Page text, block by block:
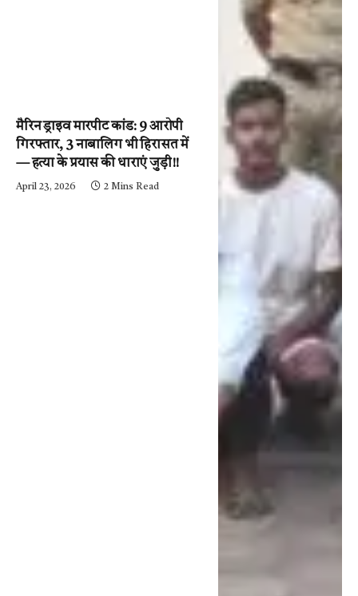
मैरिन ड्राइव मारपीट कांड: 9 आरोपी
गिरफ्तार, 3 नाबालिग भी हिरासत में
— हत्या के प्रयास की धाराएं जुड़ी!!
April 23, 2026 2 Mins Read